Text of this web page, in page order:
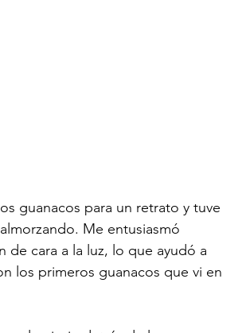
guanacos para un retrato y tuve
Me entusiasmó
cara a la luz, lo que ayudó a
los primeros guanacos que vi en